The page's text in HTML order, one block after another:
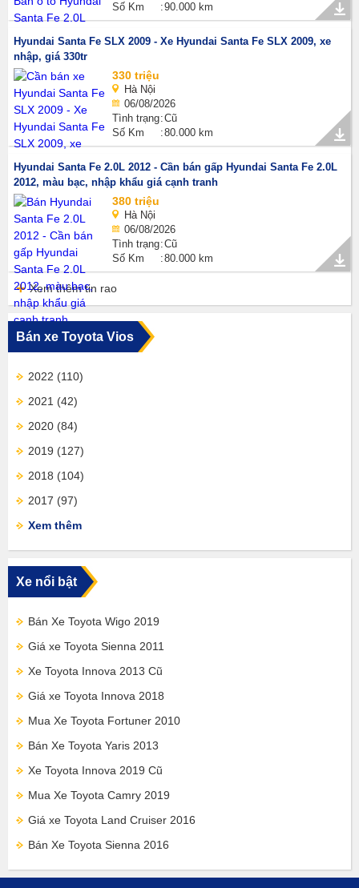
Số Km
90.000 km
Hyundai Santa Fe SLX 2009 - Xe Hyundai Santa Fe SLX 2009, xe
nhập, giá 330tr
330 triệu
Hà Nội
06/08/2026
Tình trạng Cũ
Số Km
80.000 km
Hyundai Santa Fe 2.0L 2012 - Cần bán gấp Hyundai Santa Fe 2.0L
2012, màu bạc, nhập khẩu giá cạnh tranh
380 triệu
Hà Nội
06/08/2026
Tình trạng Cũ
Số Km
80.000 km
Xem thêm tin rao
Bán xe Toyota Vios
2022 (110)
2021 (42)
2020 (84)
2019 (127)
2018 (104)
2017 (97)
Xem thêm
Xe nổi bật
Bán Xe Toyota Wigo 2019
Giá xe Toyota Sienna 2011
Xe Toyota Innova 2013 Cũ
Giá xe Toyota Innova 2018
Mua Xe Toyota Fortuner 2010
Bán Xe Toyota Yaris 2013
Xe Toyota Innova 2019 Cũ
Mua Xe Toyota Camry 2019
Giá xe Toyota Land Cruiser 2016
Bán Xe Toyota Sienna 2016